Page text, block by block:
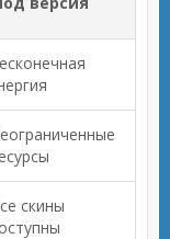
скины